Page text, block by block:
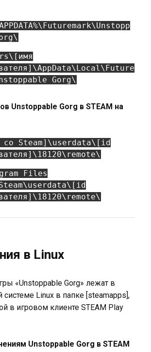
Gorg\
Unstoppable Gorg в STEAM на
со Steam]\userdata\[id
Files
в Linux
«Unstoppable Gorg» лежат в
системе Linux в папке [steamapps],
в игровом клиенте STEAM Play
Unstoppable Gorg в STEAM